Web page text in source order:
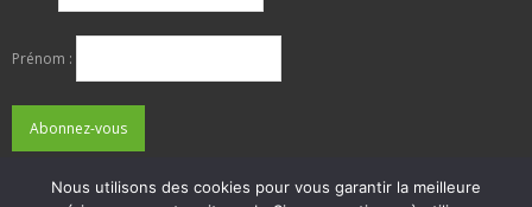
Prénom :
Nous utilisons des cookies pour vous garantir la meilleure